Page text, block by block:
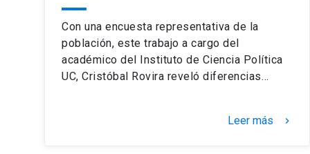
Con una encuesta representativa de la
población, este trabajo a cargo del
académico del Instituto de Ciencia Política
UC, Cristóbal Rovira reveló diferencias…
Leer más keyboard_arrow_right